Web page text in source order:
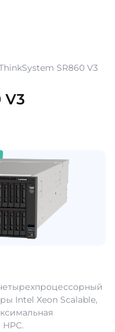
SR860 V3
V3
Intel Xeon Scalable,